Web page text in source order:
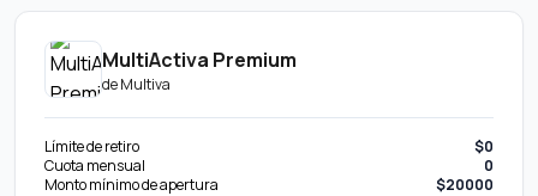
MultiActiva Premium
deMultiva
Límite de retiro
$0
Cuota mensual
0
Monto mínimo de apertura
$20000